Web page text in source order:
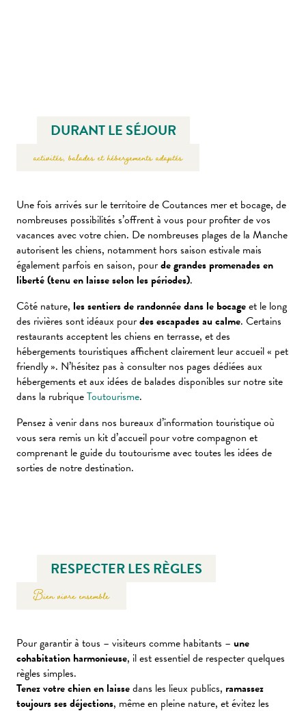
DURANT LE SÉJOUR
activités, balades et hébergements adaptés
Une fois arrivés sur le territoire de Coutances mer et bocage, de
nombreuses possibilités s’offrent à vous pour profiter de vos
vacances avec votre chien. De nombreuses plages de la Manche
autorisent les chiens, notamment hors saison estivale mais
également parfois en saison, pourde grandes promenades en
liberté (tenu en laisse selon les périodes).
Côté nature, les sentiers de randonnée dans le bocageet le long
des rivières sont idéaux pourdes escapades au calme. Certains
restaurants acceptent les chiens en terrasse, et des
hébergements touristiques affichent clairement leur accueil « pet
friendly ». N’hésitez pas à consulter nos pages dédiées aux
hébergements et aux idées de balades disponibles sur notre site
dans la rubriqueToutourisme.
Pensez à venir dans nos bureaux d’information touristique où
vous sera remis un kit d’accueil pour votre compagnon et
comprenant le guide du toutourisme avec toutes les idées de
sorties de notre destination.
RESPECTER LES RÈGLES
Bien vivre ensemble
Pour garantir à tous – visiteurs comme habitants – une
cohabitation harmonieuse, il est essentiel de respecter quelques
règles simples.
Tenez votre chien en laissedans les lieux publics, ramassez
toujours ses déjections, même en pleine nature, et évitez les